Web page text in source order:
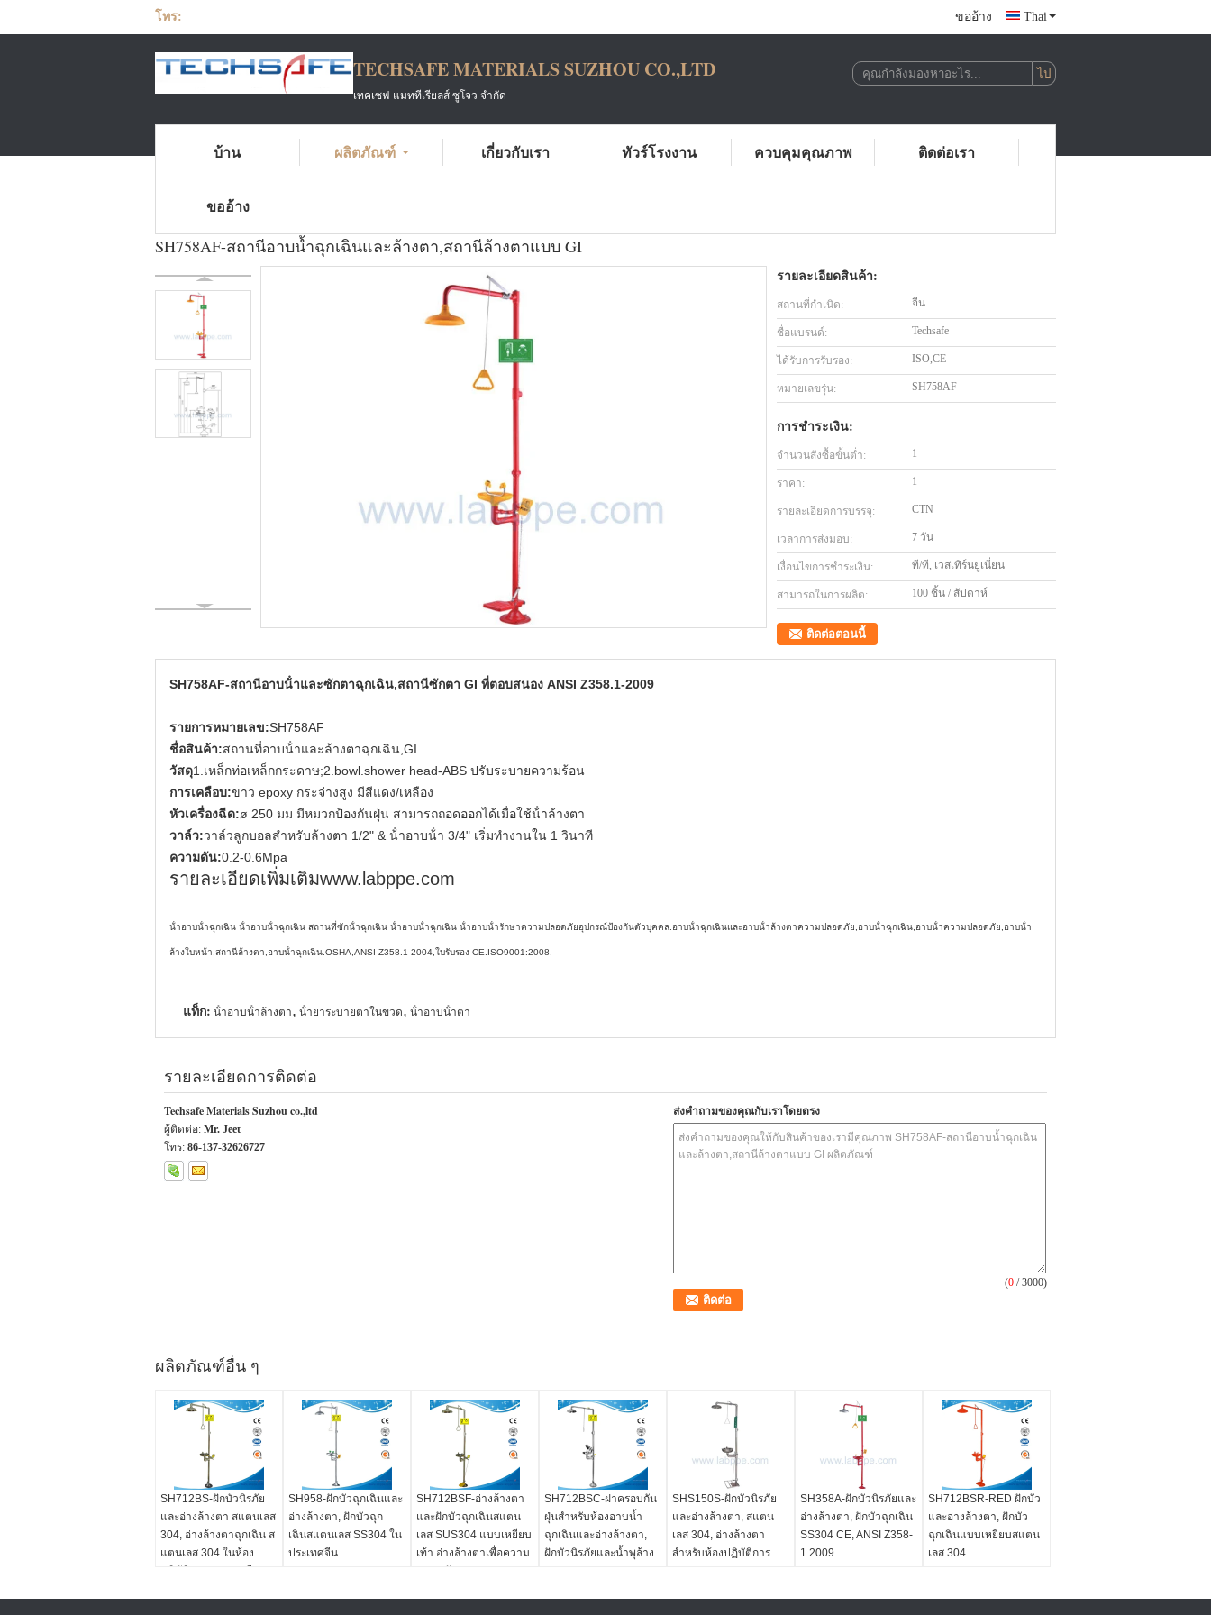
โทร: ขออ้าง Thai
TECHSAFE MATERIALS SUZHOU CO.,LTD
เทคเซฟ แมททีเรียลส์ ซูโจว จำกัด
บ้าน ผลิตภัณฑ์ เกี่ยวกับเรา ทัวร์โรงงาน ควบคุมคุณภาพ ติดต่อเรา
ขออ้าง
ผลิตภัณฑ์
SH758AF-สถานีอาบน้ำฉุกเฉินและล้างตา,สถานีล้างตาแบบ GI
รายละเอียดสินค้า:
สถานที่กำเนิด: จีน
ชื่อแบรนด์: Techsafe
ได้รับการรับรอง: ISO,CE
หมายเลขรุ่น: SH758AF
การชำระเงิน:
จำนวนสั่งซื้อขั้นต่ำ: 1
ราคา: 1
รายละเอียดการบรรจุ: CTN
เวลาการส่งมอบ: 7 วัน
เงื่อนไขการชำระเงิน: ที/ที, เวสเทิร์นยูเนี่ยน
สามารถในการผลิต: 100 ชิ้น / สัปดาห์
ติดต่อตอนนี้
SH758AF-สถานีอาบน้ําและซักตาฉุกเฉิน,สถานีซักตา GI ที่ตอบสนอง ANSI Z358.1-2009
รายการหมายเลข:SH758AF
ชื่อสินค้า:สถานที่อาบน้ําและล้างตาฉุกเฉิน,GI
วัสดุ1.เหล็กท่อเหล็กกระดาษ;2.bowl.shower head-ABS ปรับระบายความร้อน
การเคลือบ:ขาว epoxy กระจ่างสูง มีสีแดง/เหลือง
หัวเครื่องฉีด:ø 250 มม มีหมวกป้องกันฝุ่น สามารถถอดออกได้เมื่อใช้น้ําล้างตา
วาล์ว:วาล์วลูกบอลสําหรับล้างตา 1/2" & น้ําอาบน้ํา 3/4" เริ่มทํางานใน 1 วินาที
ความดัน:0.2-0.6Mpa
รายละเอียดเพิ่มเติมwww.labppe.com
น้ําอาบน้ําฉุกเฉิน น้ําอาบน้ําฉุกเฉิน สถานที่ซักน้ําฉุกเฉิน น้ําอาบน้ําฉุกเฉิน น้ําอาบน้ํารักษาความปลอดภัยอุปกรณ์ป้องกันตัวบุคคล:อาบน้ําฉุกเฉินและอาบน้ําล้างตาความปลอดภัย,อาบน้ําฉุกเฉิน,อาบน้ําความปลอดภัย,อาบน้ํา
ล้างใบหน้า,สถานีล้างตา,อาบน้ําฉุกเฉิน.OSHA,ANSI Z358.1-2004,ใบรับรอง CE.ISO9001:2008.
แท็ก: น้ําอาบน้ําล้างตา, น้ํายาระบายตาในขวด, น้ําอาบน้ําตา
รายละเอียดการติดต่อ
Techsafe Materials Suzhou co.,ltd
ผู้ติดต่อ: Mr. Jeet
โทร: 86-137-32626727
ส่งคำถามของคุณกับเราโดยตรง
(0 / 3000)
ผลิตภัณฑ์อื่น ๆ
SH712BS-ฝักบัวนิรภัย
และอ่างล้างตา สแตนเลส
304, อ่างล้างตาฉุกเฉิน ส
แตนเลส 304 ในห้อง
SH958-ฝักบัวฉุกเฉินและ
อ่างล้างตา, ฝักบัวฉุก
เฉินสแตนเลส SS304 ใน
ประเทศจีน
SH712BSF-อ่างล้างตา
และฝักบัวฉุกเฉินสแตน
เลส SUS304 แบบเหยียบ
เท้า อ่างล้างตาเพื่อความ
SH712BSC-ฝาครอบกัน
ฝุ่นสำหรับห้องอาบน้ำ
ฉุกเฉินและอ่างล้างตา,
ฝักบัวนิรภัยและน้ำพุล้าง
SHS150S-ฝักบัวนิรภัย
และอ่างล้างตา, สแตน
เลส 304, อ่างล้างตา
สำหรับห้องปฏิบัติการ
SH358A-ฝักบัวนิรภัยและ
อ่างล้างตา, ฝักบัวฉุกเฉิน
SS304 CE, ANSI Z358-
1 2009
SH712BSR-RED ฝักบัว
และอ่างล้างตา, ฝักบัว
ฉุกเฉินแบบเหยียบสแตน
เลส 304